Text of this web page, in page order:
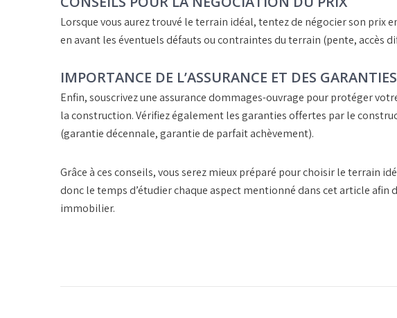
Lorsque vous aurez trouvé le terrain idéal, tentez de négocier son prix
en avant les éventuels défauts ou contraintes du terrain (pente, accès
IMPORTANCE DE L’ASSURANCE ET DES GARANTIES
Enfin, souscrivez uneassurance dommages-ouvrage pour protéger
la construction. Vérifiez également lesgaranties offertes par le
(garantie décennale, garantie de parfait achèvement).
Grâce à ces conseils, vous serez mieux préparé pour choisir le terrain
donc le temps d’étudier chaque aspect mentionné dans cet article
immobilier.